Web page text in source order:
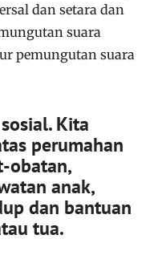
dan setara dan
suara
pemungutan suara
Kita
perumahan
obatan,
anak,
dan bantuan
tua.